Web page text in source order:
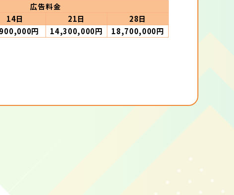
広告料金
14日 21日
28日
円 14,300,000円 18,700,000円